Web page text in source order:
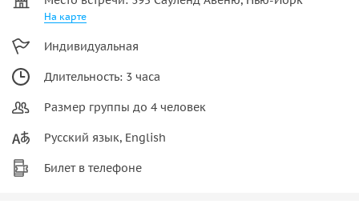
На карте
Индивидуальная
Длительность: 3 часа
Размер группы до 4 человек
Русский язык, English
Билет в телефоне